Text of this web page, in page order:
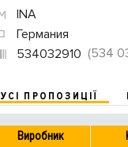
INA
Германия
534032910 (534
УСІ ПРОПОЗИЦІЇ
Виробник